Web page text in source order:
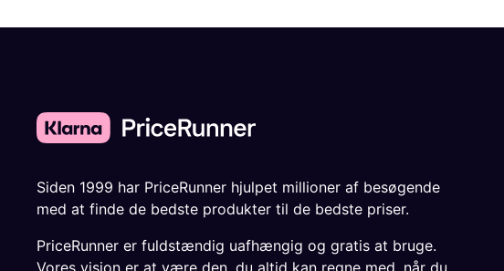
Siden 1999 har PriceRunner hjulpet millioner af besøgende
med at finde de bedste produkter til de bedste priser.
PriceRunner er fuldstændig uafhængig og gratis at bruge.